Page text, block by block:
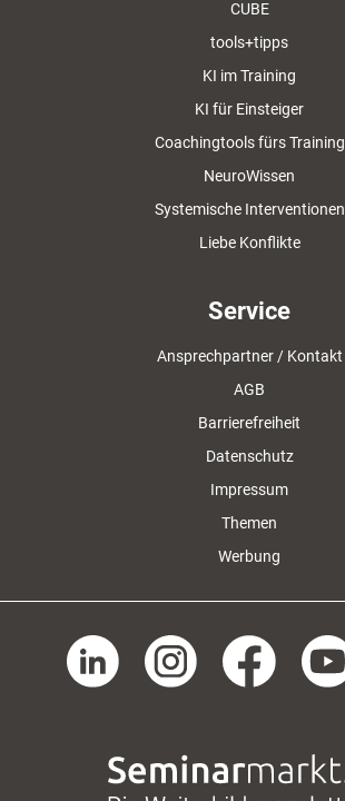
CUBE
tools+tipps
KI im Training
KI für Einsteiger
Coachingtools fürs Training
NeuroWissen
Systemische Interventionen
Liebe Konflikte
Service
Ansprechpartner / Kontakt
AGB
Barrierefreiheit
Datenschutz
Impressum
Themen
Werbung